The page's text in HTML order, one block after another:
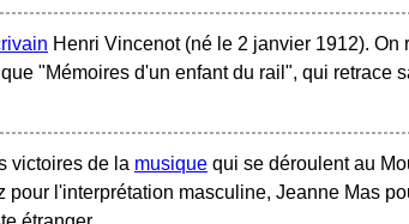
Henri Vincenot (né le 2 janvier 1912).
"Mémoires d'un enfant du rail", qui retrace
victoires de la musique qui se déroulent au
pour l'interprétation masculine, Jeanne Mas